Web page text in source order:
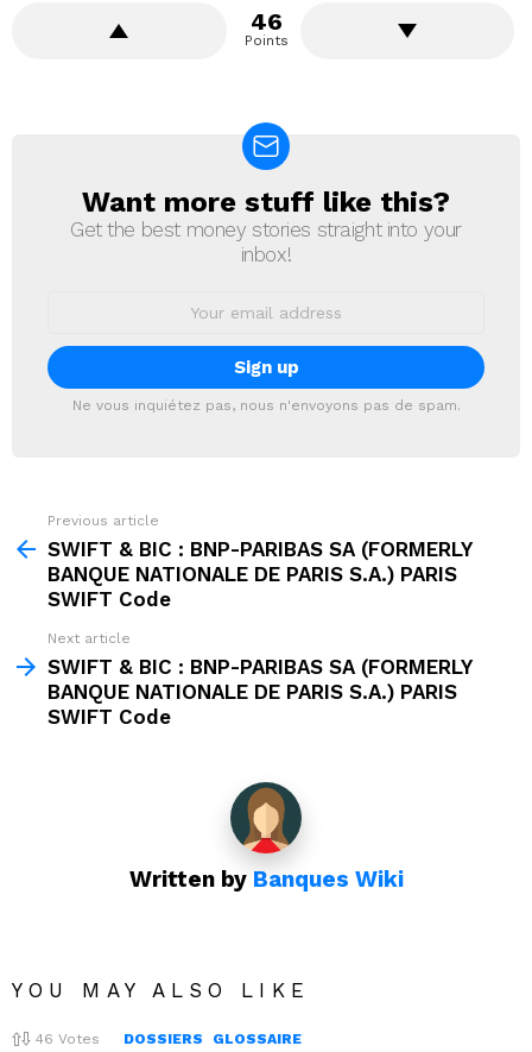
46
Points
NEWSLETTER
Want more stuff like this?
Get the best money stories straight into your
inbox!
Ne vous inquiétez pas, nous n'envoyons pas de spam.
more
Previous article
SWIFT & BIC : BNP-PARIBAS SA (FORMERLY
BANQUE NATIONALE DE PARIS S.A.) PARIS
SWIFT Code
Next article
SWIFT & BIC : BNP-PARIBAS SA (FORMERLY
BANQUE NATIONALE DE PARIS S.A.) PARIS
SWIFT Code
Written by Banques Wiki
YOU MAY ALSO LIKE
46 Votes DOSSIERS GLOSSAIRE